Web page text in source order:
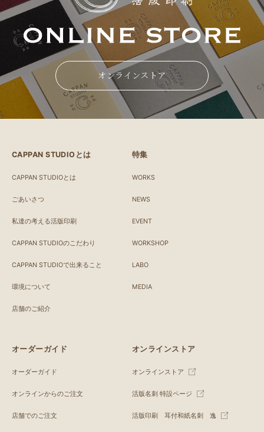
オンラインストア
CAPPAN STUDIOとは
CAPPAN STUDIOとは
ごあいさつ
私達の考える活版印刷
CAPPAN STUDIOのこだわり
CAPPAN STUDIOで出来ること
環境について
店舗のご紹介
特集
WORKS
NEWS
EVENT
WORKSHOP
LABO
MEDIA
オーダーガイド
オーダーガイド
オンラインからのご注文
店舗でのご注文
オンラインストア
オンラインストア
活版名刺 特設ページ
活版印刷 耳付和紙名刺 逸